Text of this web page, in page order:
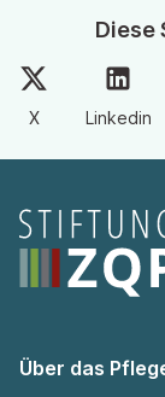
Diese
X Linkedin
Über das